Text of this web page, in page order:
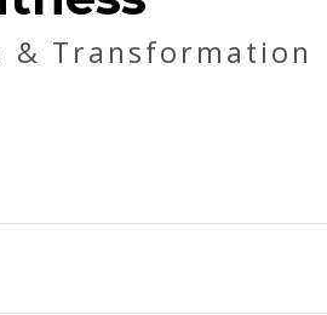
& Transformation